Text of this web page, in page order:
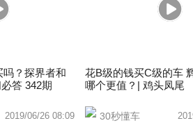
？探界者和
答 342期
2019/06/26 08:09
花B级的钱买C级的车
哪个更值？| 鸡头凤尾
30秒懂车